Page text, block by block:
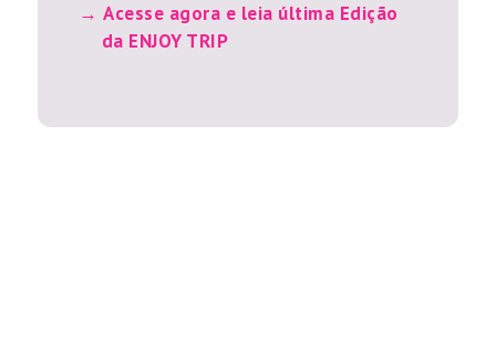
Acesse agora e leia última Edição
da ENJOY TRIP